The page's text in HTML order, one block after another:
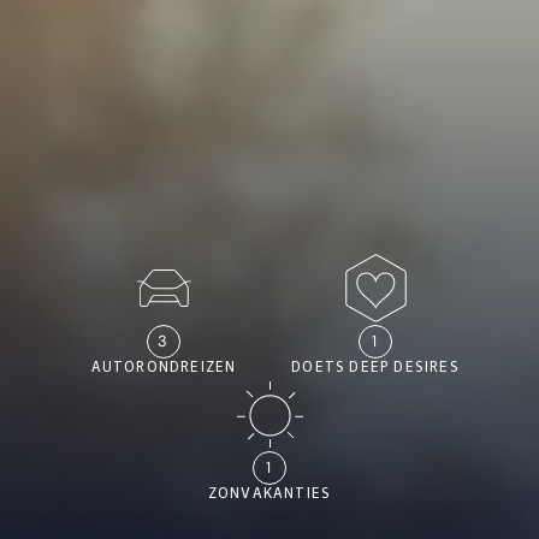
AUTORONDREIZEN
3
DOETS DEEP DESIRES
1
ZONVAKANTIES
1